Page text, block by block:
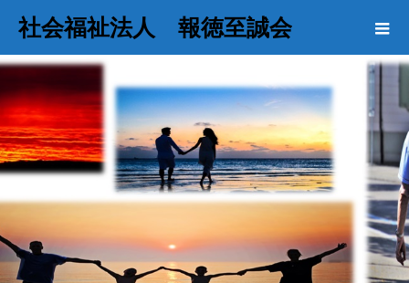
社会福祉法人 報徳至誠会